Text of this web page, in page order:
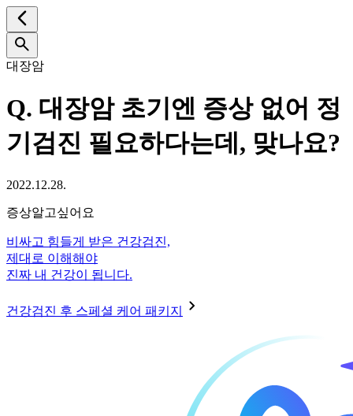
대장암
Q. 대장암 초기엔 증상 없어 정
기검진 필요하다는데, 맞나요?
2022.12.28.
증상알고싶어요
비싸고 힘들게 받은 건강검진,
제대로 이해해야
진짜 내 건강이 됩니다.
건강검진 후 스페셜 케어 패키지